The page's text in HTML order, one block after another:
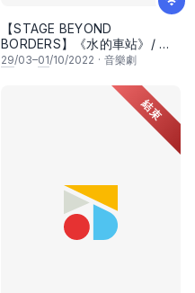
【STAGE BEYOND
BORDERS】《水的車站》/ 水
の駅/ The Water Station
29/03–01/10/2022 · 音樂劇
結束